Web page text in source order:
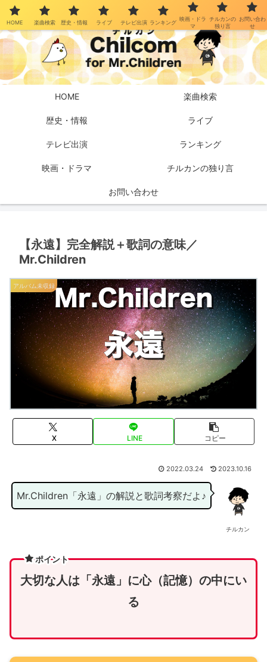
HOME 楽曲検索
歴史・情報 ライブ
テレビ出演 ランキング
映画・ドラマ チルカンの独り言
お問い合わせ
【永遠】完全解説＋歌詞の意味／
Mr.Children
アルバム未収録
X LINE コピー
2022.03.24 2023.10.16
チルカン
Mr.Children「永遠」の解説と歌詞考察だよ♪
ポイント
大切な人は「永遠」に心（記憶）の中にい
る
HOME 楽曲検索 歴史・情報 ライブ テレビ出演 ランキング
映画・ドラ
マ
チルカンの
独り言
お問い合わ
せ